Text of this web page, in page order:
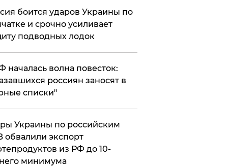
боится ударов Украины по
и срочно усиливает
подводных лодок
началась волна повесток:
россиян заносят в
списки"
Украины по российским
обвалили экспорт
из РФ до 10-
минимума